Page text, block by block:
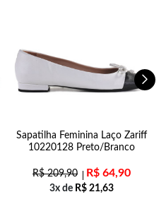
Sapatilha Feminina Laço Zariff
10220128 Preto/Branco
R$209,90 R$ 64,90
3x de R$ 21,63